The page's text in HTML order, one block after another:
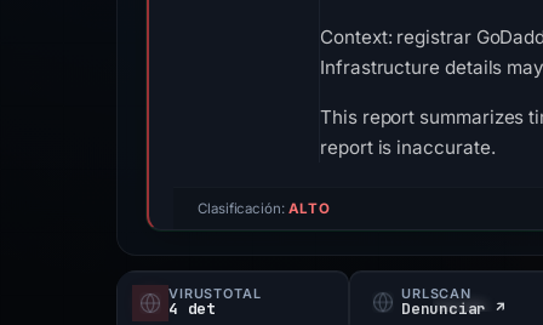
Context: registrar
Infrastructure details
This report summarizes
report is inaccurate.
Clasificación: ALTO
VIRUSTOTAL
4 det
URLSCAN
Denunciar ↗